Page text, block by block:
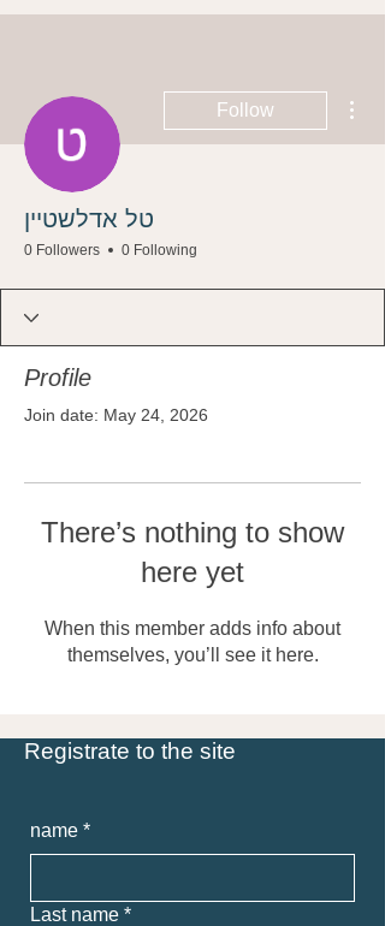
Follow
טל אדלשטיין
0 Followers 0 Following
Profile
Join date: May 24, 2026
There’s nothing to show
here yet
When this member adds info about
themselves, you’ll see it here.
Registrate to the site
name *
Last name *